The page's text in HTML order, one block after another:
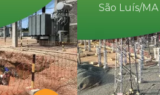
São Luís/MA